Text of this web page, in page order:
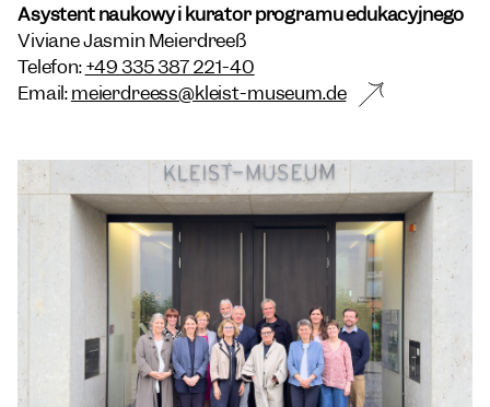
Asystent naukowy i kurator programu edukacyjnego
Viviane Jasmin Meierdreeß
Telefon:+49 335 387 221-40
Email:meierdreess@kleist-museum.de